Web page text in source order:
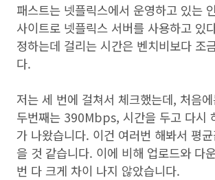
패스트는 넷플릭스에서 운영하고 있는
사이트로 넷플릭스 서버를 사용하고 있
정하는데 걸리는 시간은 벤치비보다 조
다.
저는 세 번에 걸쳐서 체크했는데, 처음
두번째는 390Mbps, 시간을 두고 다시
가 나왔습니다. 이건 여러번 해봐서 평
을 것 같습니다. 이에 비해 업로드와 다
번 다 크게 차이 나지 않았습니다.